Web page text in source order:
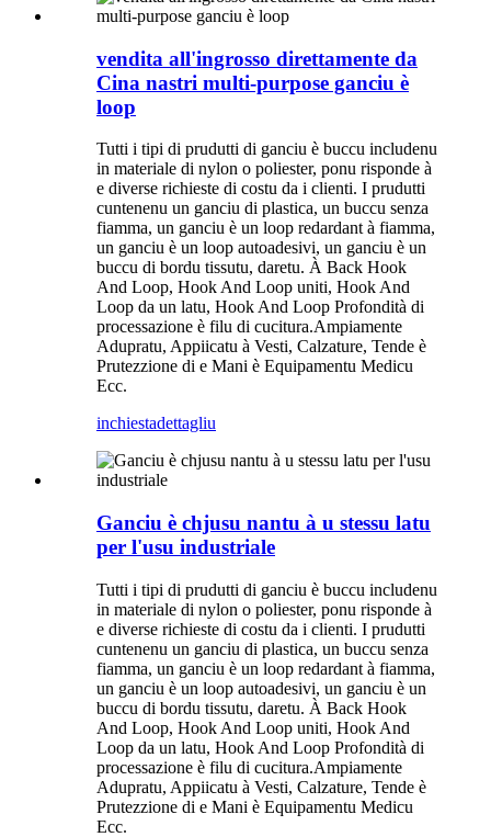
vendita all'ingrosso direttamente da
Cina nastri multi-purpose ganciu è
loop
Tutti i tipi di prudutti di ganciu è buccu includenu
in materiale di nylon o poliester, ponu risponde à
e diverse richieste di costu da i clienti. I prudutti
cuntenenu un ganciu di plastica, un buccu senza
fiamma, un ganciu è un loop redardant à fiamma,
un ganciu è un loop autoadesivi, un ganciu è un
buccu di bordu tissutu, daretu. À Back Hook
And Loop, Hook And Loop uniti, Hook And
Loop da un latu, Hook And Loop Profondità di
processazione è filu di cucitura.Ampiamente
Adupratu, Appiicatu à Vesti, Calzature, Tende è
Prutezzione di e Mani è Equipamentu Medicu
Ecc.
inchiestadettagliu
Ganciu è chjusu nantu à u stessu latu
per l'usu industriale
Tutti i tipi di prudutti di ganciu è buccu includenu
in materiale di nylon o poliester, ponu risponde à
e diverse richieste di costu da i clienti. I prudutti
cuntenenu un ganciu di plastica, un buccu senza
fiamma, un ganciu è un loop redardant à fiamma,
un ganciu è un loop autoadesivi, un ganciu è un
buccu di bordu tissutu, daretu. À Back Hook
And Loop, Hook And Loop uniti, Hook And
Loop da un latu, Hook And Loop Profondità di
processazione è filu di cucitura.Ampiamente
Adupratu, Appiicatu à Vesti, Calzature, Tende è
Prutezzione di e Mani è Equipamentu Medicu
Ecc.